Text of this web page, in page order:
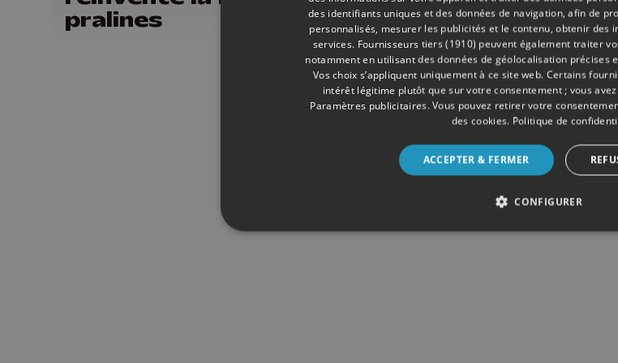
pralines
des identifiants uniques et des données de navigation, afin de
personnalisés, mesurer les publicités et le contenu, obtenir des
services. Fournisseurs tiers (1910) peuvent également traiter
notamment en utilisant des données de géolocalisation précises
Vos choix s’appliquent uniquement à ce site web. Certains
intérêt légitime plutôt que sur votre consentement ; vous
Paramètres publicitaires. Vous pouvez retirer votre
des cookies. Politique de
ACCEPTER & FERMER
CONFIGURER